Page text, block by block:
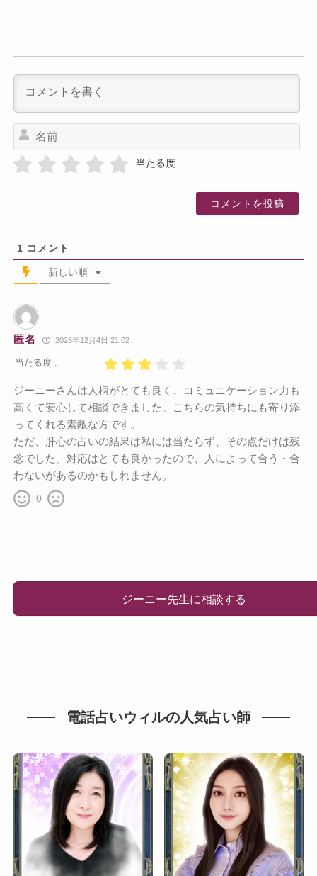
当たる度
1 コメント
新しい順
匿名 2025年12月4日 21:02
当たる度 :
ジーニーさんは人柄がとても良く、コミュニケーション力も
高くて安心して相談できました。こちらの気持ちにも寄り添
ってくれる素敵な方です。
ただ、肝心の占いの結果は私には当たらず、その点だけは残
念でした。対応はとても良かったので、人によって合う・合
わないがあるのかもしれません。
0
ジーニー先生に相談する
電話占いウィルの人気占い師